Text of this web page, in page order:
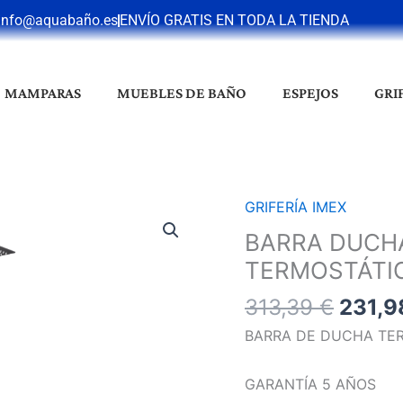
ENVÍO GRATIS EN TODA LA TIENDA
MAMPARAS MUEBLES DE BAÑO ESPEJOS
GRIFERÍA IMEX
BARRA
313,39€
El
era:
BARRA DE DUCHA
GARANTÍA 5 AÑOS
BARRA
DUCHA
ART
NEGRO
MATE
TERMOSTÁTICO